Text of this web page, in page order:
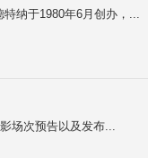
纳于1980年6月创办，...
场次预告以及发布...